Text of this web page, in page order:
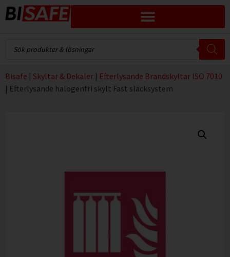
Bisafe | Skyltar & Dekaler | Efterlysande Brandskyltar ISO 7010
| Efterlysande halogenfri skylt Fast släcksystem